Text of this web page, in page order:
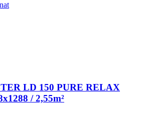
LD 150 PURE RELAX
/ 2,55m²